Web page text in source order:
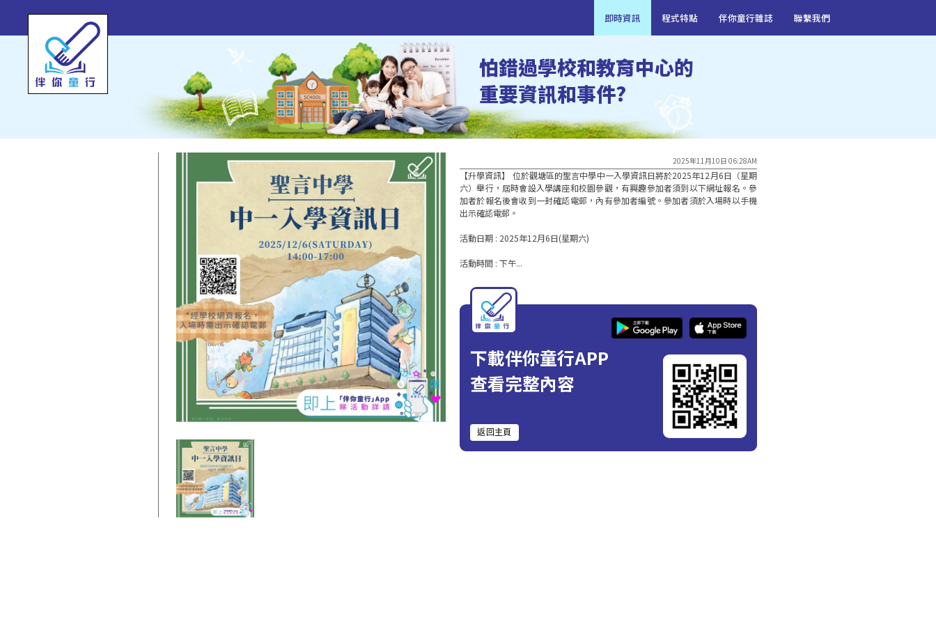
即時資訊 程式特點 伴你童行雜誌 聯繫我們
怕錯過學校和教育中心的
重要資訊和事件?
2025年11月10日 06:28AM
【升學資訊】 位於觀塘區的聖言中學中一入學資訊日將於2025年12月6日（星期
六）舉行，屆時會設入學講座和校園參觀，有興趣參加者須到以下網址報名。參
加者於報名後會收到一封確認電郵，內有參加者編號。參加者須於入場時以手機
出示確認電郵。
活動日期 : 2025年12月6日(星期六)
活動時間 : 下午...
下載伴你童行APP
查看完整內容
返回主頁